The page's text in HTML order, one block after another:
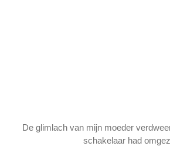
De glimlach van mijn moeder
schakelaar had